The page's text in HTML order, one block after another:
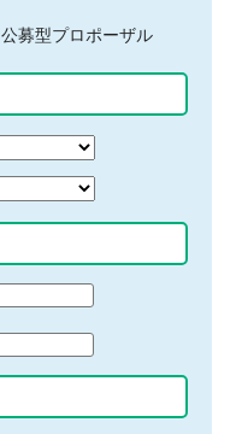
公募型プロポーザル